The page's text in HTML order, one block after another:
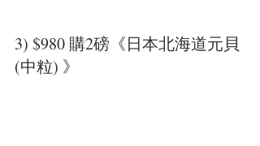
3) $980 購2磅《日本北海道元貝
(中粒) 》